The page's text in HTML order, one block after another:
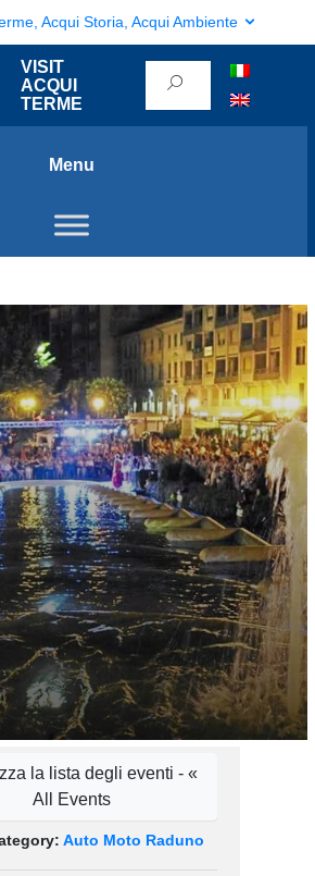
Acqui Storia, Acqui Ambiente
VISIT
ACQUI
TERME
Menu
la lista degli eventi - «
All Events
Auto Moto Raduno